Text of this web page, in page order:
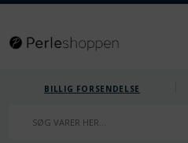
BILLIG FORSENDELSE